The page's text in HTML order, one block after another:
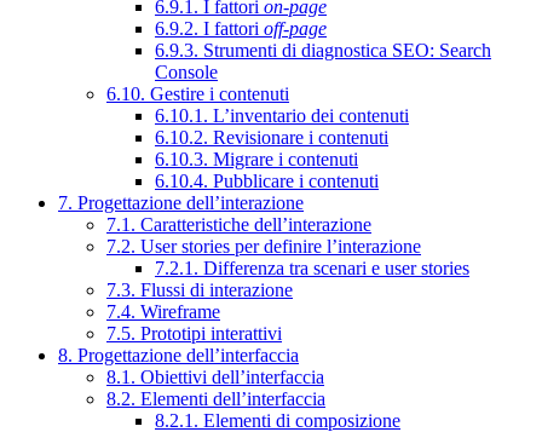
6.9.1. I fattori on-page
6.9.2. I fattori off-page
6.9.3. Strumenti di diagnostica SEO: Search
Console
6.10. Gestire i contenuti
6.10.1. L’inventario dei contenuti
6.10.2. Revisionare i contenuti
6.10.3. Migrare i contenuti
6.10.4. Pubblicare i contenuti
7. Progettazione dell’interazione
7.1. Caratteristiche dell’interazione
7.2. User stories per definire l’interazione
7.2.1. Differenza tra scenari e user stories
7.3. Flussi di interazione
7.4. Wireframe
7.5. Prototipi interattivi
8. Progettazione dell’interfaccia
8.1. Obiettivi dell’interfaccia
8.2. Elementi dell’interfaccia
8.2.1. Elementi di composizione